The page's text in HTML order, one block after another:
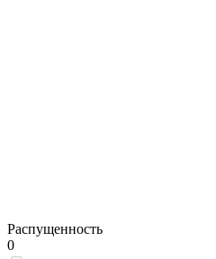
Распущенность
0